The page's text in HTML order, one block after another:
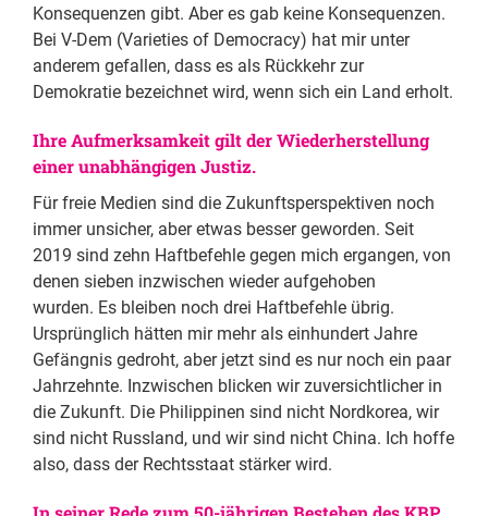
Konsequenzen gibt. Aber es gab keine Konsequenzen.
Bei V-Dem (Varieties of Democracy) hat mir unter
anderem gefallen, dass es als Rückkehr zur
Demokratie bezeichnet wird, wenn sich ein Land erholt.
Ihre Aufmerksamkeit gilt der Wiederherstellung
einer unabhängigen Justiz.
Für freie Medien sind die Zukunftsperspektiven noch
immer unsicher, aber etwas besser geworden. Seit
2019 sind zehn Haftbefehle gegen mich ergangen, von
denen sieben inzwischen wieder aufgehoben
wurden. Es bleiben noch drei Haftbefehle übrig.
Ursprünglich hätten mir mehr als einhundert Jahre
Gefängnis gedroht, aber jetzt sind es nur noch ein paar
Jahrzehnte. Inzwischen blicken wir zuversichtlicher in
die Zukunft. Die Philippinen sind nicht Nordkorea, wir
sind nicht Russland, und wir sind nicht China. Ich hoffe
also, dass der Rechtsstaat stärker wird.